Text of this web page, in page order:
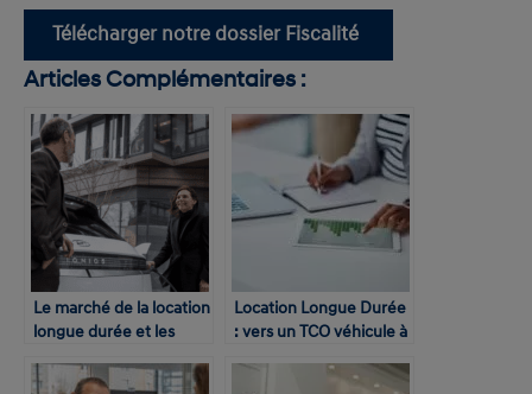
Télécharger notre dossier Fiscalité
Articles Complémentaires :
Le marché de la location
longue durée et les
Location Longue Durée
: vers un TCO véhicule à